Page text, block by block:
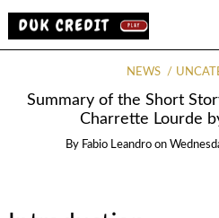
NEWS
Summary of the Short
Charrette Lourde
By Fabio Leandro on